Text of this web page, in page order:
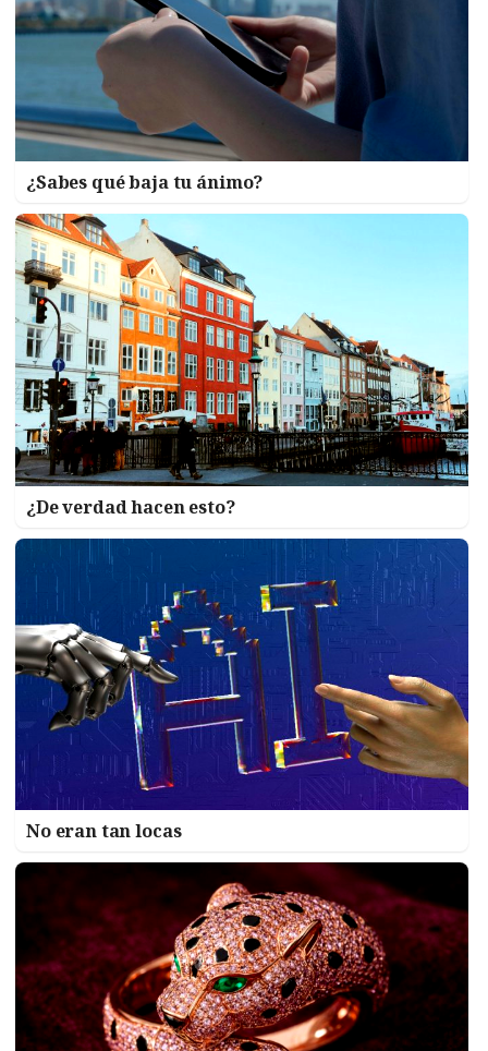
¿Sabes qué baja tu ánimo?
¿De verdad hacen esto?
No eran tan locas